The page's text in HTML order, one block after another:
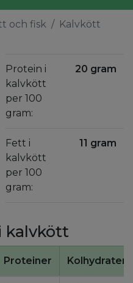
och fisk Kalvkött
Protein i
kalvkött
per 100
gram:
20 gram
Fett i
kalvkött
per 100
gram:
11 gram
kalvkött
Proteiner Kolhydrater